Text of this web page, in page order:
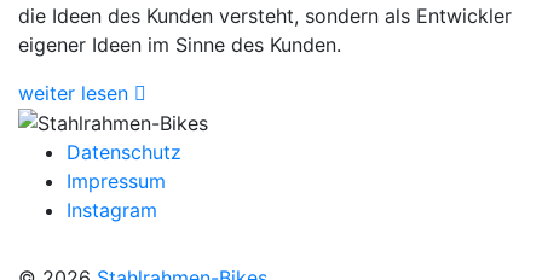
Räder:
die Ideen des Kunden versteht, sondern als Entwickler
eigener Ideen im Sinne des Kunden.
weiter lesen
Datenschutz
Impressum
Instagram